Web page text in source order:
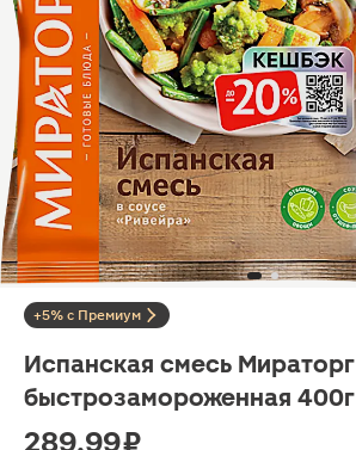
+5% с Премиум
Испанская смесь Мираторг
быстрозамороженная 400г
289.99 ₽